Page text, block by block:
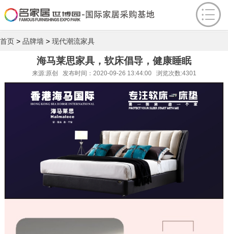
首页 > 品牌墙 > 现代潮流家具
海马莱思家具，软床倡导，健康睡眠
来源:原创 发布时间：2020-09-26 13:44:00 浏览次数:4301